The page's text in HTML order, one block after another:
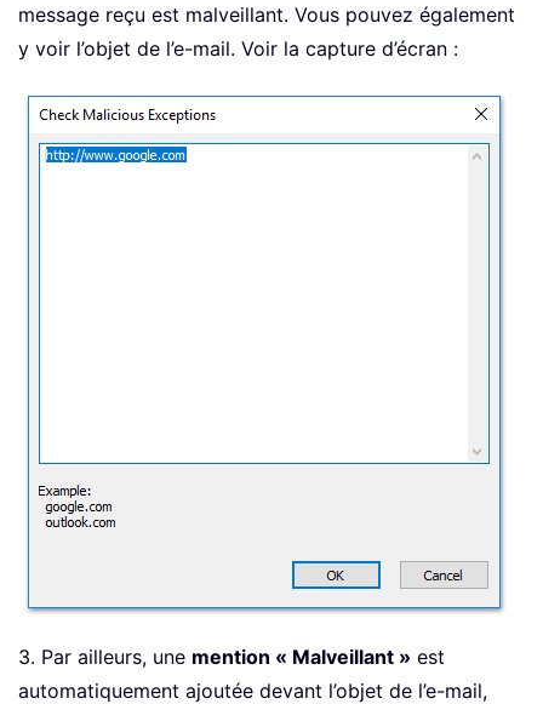
message reçu est malveillant. Vous pouvez également
y voir l’objet de l’e-mail. Voir la capture d’écran :
3. Par ailleurs, une mention « Malveillant » est
automatiquement ajoutée devant l’objet de l’e-mail,